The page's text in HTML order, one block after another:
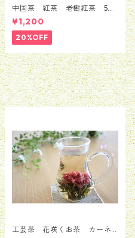
中国茶 紅茶 老樹紅茶 50
g
¥1,200
20%OFF
工芸茶 花咲くお茶 カーネ